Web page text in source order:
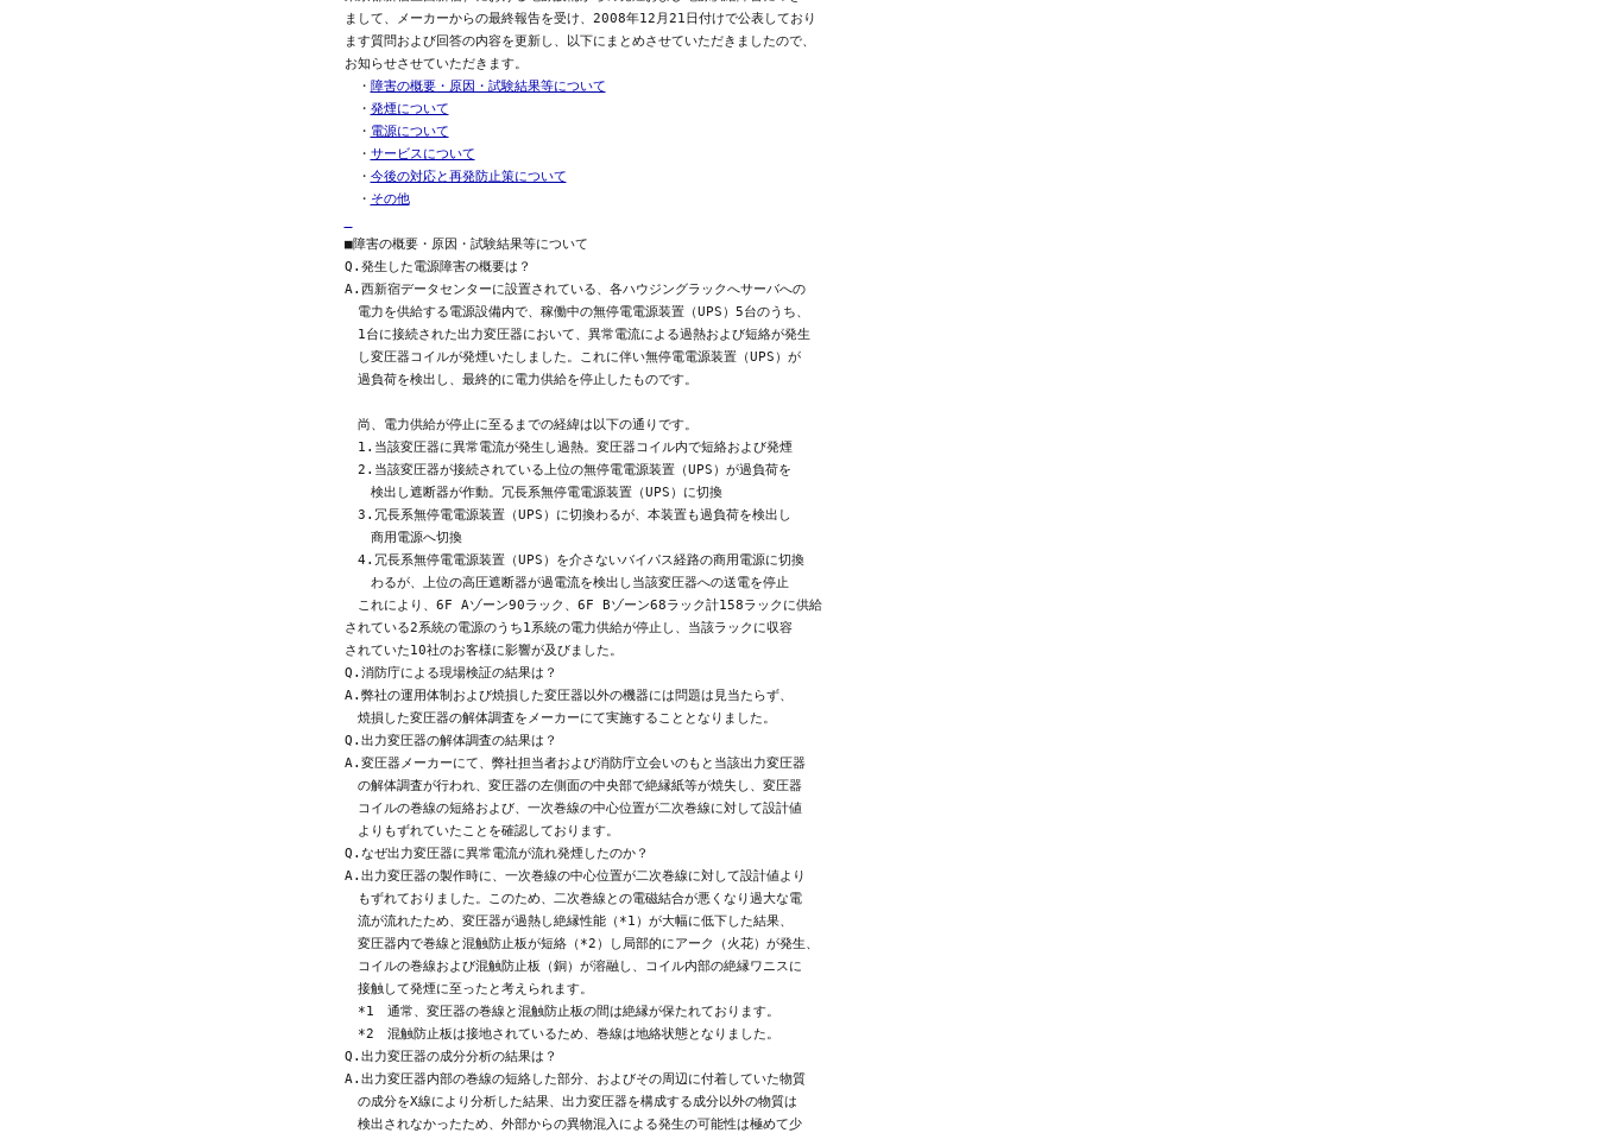
まして、メーカーからの最終報告を受け、2008年12月21日付けで公表しており
ます質問および回答の内容を更新し、以下にまとめさせていただきましたので、
お知らせさせていただきます。
・ 障害の概要・原因・試験結果等について
・ 発煙について
・ 電源について
・ サービスについて
・ 今後の対応と再発防止策について
・ その他
■障害の概要・原因・試験結果等について
Q.発生した電源障害の概要は？
A.西新宿データセンターに設置されている、各ハウジングラックへサーバへの
電力を供給する電源設備内で、稼働中の無停電電源装置（UPS）5台のうち、
1台に接続された出力変圧器において、異常電流による過熱および短絡が発生
し変圧器コイルが発煙いたしました。これに伴い無停電電源装置（UPS）が
過負荷を検出し、最終的に電力供給を停止したものです。
尚、電力供給が停止に至るまでの経緯は以下の通りです。
1.当該変圧器に異常電流が発生し過熱。変圧器コイル内で短絡および発煙
2.当該変圧器が接続されている上位の無停電電源装置（UPS）が過負荷を
検出し遮断器が作動。冗長系無停電電源装置（UPS）に切換
3.冗長系無停電電源装置（UPS）に切換わるが、本装置も過負荷を検出し
商用電源へ切換
4.冗長系無停電電源装置（UPS）を介さないバイパス経路の商用電源に切換
わるが、上位の高圧遮断器が過電流を検出し当該変圧器への送電を停止
これにより、6F Aゾーン90ラック、6F Bゾーン68ラック計158ラックに供給
されている2系統の電源のうち1系統の電力供給が停止し、当該ラックに収容
されていた10社のお客様に影響が及びました。
Q.消防庁による現場検証の結果は？
A.弊社の運用体制および焼損した変圧器以外の機器には問題は見当たらず、
焼損した変圧器の解体調査をメーカーにて実施することとなりました。
Q.出力変圧器の解体調査の結果は？
A.変圧器メーカーにて、弊社担当者および消防庁立会いのもと当該出力変圧器
の解体調査が行われ、変圧器の左側面の中央部で絶縁紙等が焼失し、変圧器
コイルの巻線の短絡および、一次巻線の中心位置が二次巻線に対して設計値
よりもずれていたことを確認しております。
Q.なぜ出力変圧器に異常電流が流れ発煙したのか？
A.出力変圧器の製作時に、一次巻線の中心位置が二次巻線に対して設計値より
もずれておりました。このため、二次巻線との電磁結合が悪くなり過大な電
流が流れたため、変圧器が過熱し絶縁性能（*1）が大幅に低下した結果、
変圧器内で巻線と混触防止板が短絡（*2）し局部的にアーク（火花）が発生、
コイルの巻線および混触防止板（銅）が溶融し、コイル内部の絶縁ワニスに
接触して発煙に至ったと考えられます。
*1　通常、変圧器の巻線と混触防止板の間は絶縁が保たれております。
*2　混触防止板は接地されているため、巻線は地絡状態となりました。
Q.出力変圧器の成分分析の結果は？
A.出力変圧器内部の巻線の短絡した部分、およびその周辺に付着していた物質
の成分をX線により分析した結果、出力変圧器を構成する成分以外の物質は
検出されなかったため、外部からの異物混入による発生の可能性は極めて少